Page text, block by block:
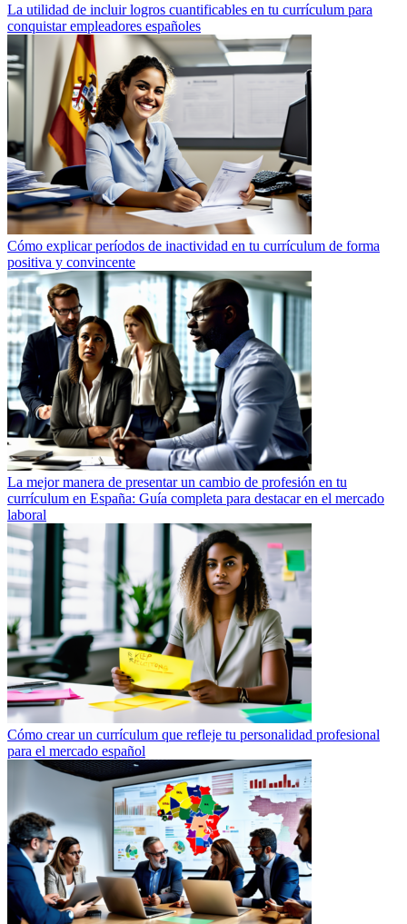
La utilidad de incluir logros cuantificables en tu currículum para
conquistar empleadores españoles
Cómo explicar períodos de inactividad en tu currículum de forma
positiva y convincente
La mejor manera de presentar un cambio de profesión en tu
currículum en España: Guía completa para destacar en el mercado
laboral
Cómo crear un currículum que refleje tu personalidad profesional
para el mercado español